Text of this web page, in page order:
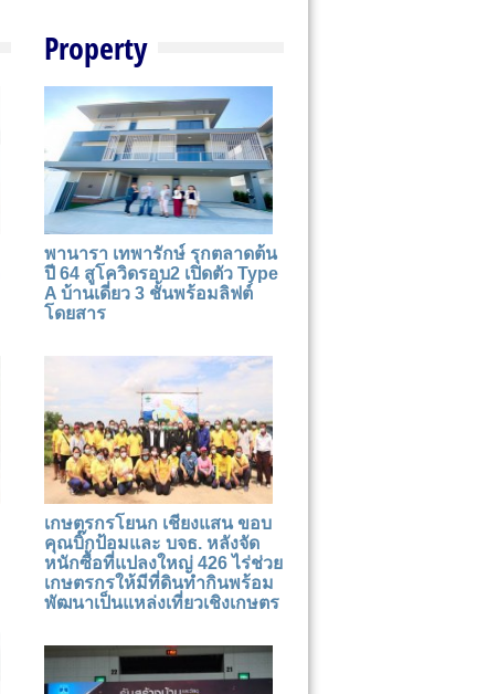
Property
พานารา เทพารักษ์ รุกตลาดต้น
ปี 64 สูโควิดรอบ2 เปิดตัว Type
A บ้านเดี่ยว 3 ชั้นพร้อมลิฟต์
โดยสาร
เกษตรกรโยนก เชียงแสน ขอบ
คุณบิ๊กป้อมและ บจธ. หลังจัด
หนักซื้อที่แปลงใหญ่ 426 ไร่ช่วย
เกษตรกรให้มีที่ดินทำกินพร้อม
พัฒนาเป็นแหล่งเที่ยวเชิงเกษตร